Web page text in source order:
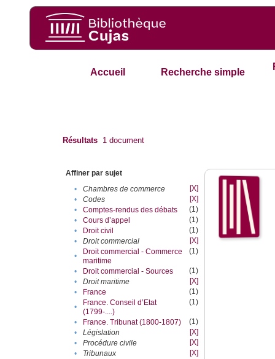
Accueil Recherche simple
Résultats 1 document
Affiner par sujet
•
Chambres de commerce
[X]
•
Codes
[X]
•
Comptes-rendus des débats
(1)
•
Cours d’appel
(1)
•
Droit civil
(1)
•
Droit commercial
[X]
•
Droit commercial - Commerce
maritime
(1)
• Droit commercial - Sources
(1)
•
Droit maritime
[X]
•
France
(1)
•
France. Conseil d’Etat
(1799-....)
(1)
• France. Tribunat (1800-1807)
(1)
•
Législation
[X]
•
Procédure civile
[X]
•
Tribunaux
[X]